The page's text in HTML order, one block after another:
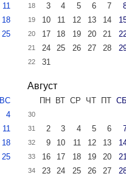
11
18
25
18 3 4 5 6 7
19 10 11 12 13 14
20 17 18 19 20 21
21 24 25 26 27 28
22 31
ВС
4
11
18
25
Август
ПН ВТ СР ЧТ ПТ СБ
30
31 2 3 4 5 6
32 9 10 11 12 13
33 16 17 18 19 20 21
34 23 24 25 26 27